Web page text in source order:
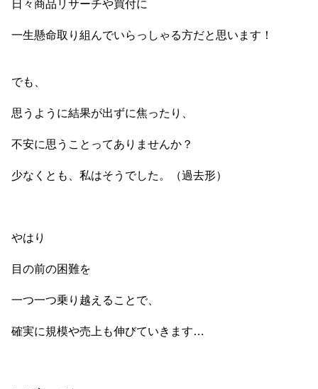
日々商品リサーチや買付に
一生懸命取り組んでいらっしゃる方だと思います！
でも、
思うように結果が出ずに焦ったり、
不安に思うことってありませんか？
少なくとも、私はそうでした。（過去形）
やはり
目の前の困難を
一つ一つ乗り越えることで、
確実に規模や売上も伸びていきます…